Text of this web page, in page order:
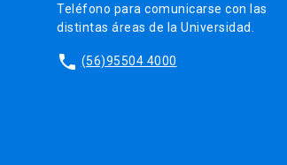
Teléfono para comunicarse con las
distintas áreas de la Universidad.
phone (56)95504 4000